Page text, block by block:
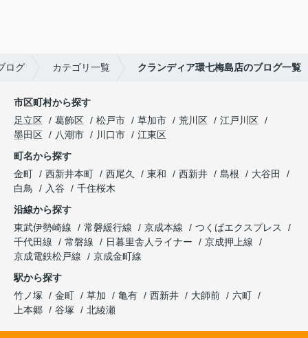
ログ カテゴリ一覧 クランディア環七梅島店のブログ一覧
市区町村から探す
足立区
葛飾区 松戸市 草加市 荒川区
江戸川区
墨田区
八潮市 川口市
江東区
町名から探す
金町
西新井本町 西尾久 東和 西新井 島根
大谷田
白鳥
入谷
千住桜木
沿線から探す
東武伊勢崎線
常磐緩行線 京成本線
つくばエクスプレス
千代田線
常磐線 日暮里舎人ライナー
京成押上線
京成電鉄松戸線
京成金町線
駅から探す
竹ノ塚
金町 草加 亀有 西新井 大師前
六町
上本郷
谷塚 北綾瀬